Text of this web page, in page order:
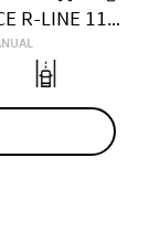
TODOTERRENO 2.0 TDI 85KW ADVANCE R-LINE 115 5P